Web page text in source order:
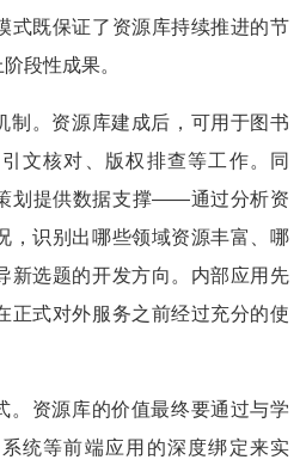
式既保证了资源库持续推进的节
段性成果。
制。资源库建成后，可用于图书
文核对、版权排查等工作。同
划提供数据支撑——通过分析资
，识别出哪些领域资源丰富、哪
新选题的开发方向。内部应用先
正式对外服务之前经过充分的使
。资源库的价值最终要通过与学
统等前端应用的深度绑定来实